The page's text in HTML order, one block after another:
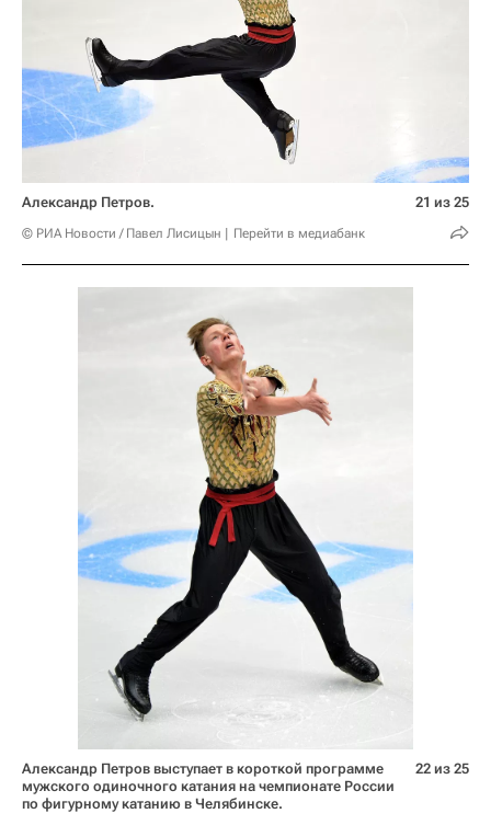
Александр Петров.
© РИА Новости / Павел Лисицын Перейти в медиабанк
21 из 25
Александр Петров выступает в короткой программе
мужского одиночного катания на чемпионате России
по фигурному катанию в Челябинске.
22 из 25